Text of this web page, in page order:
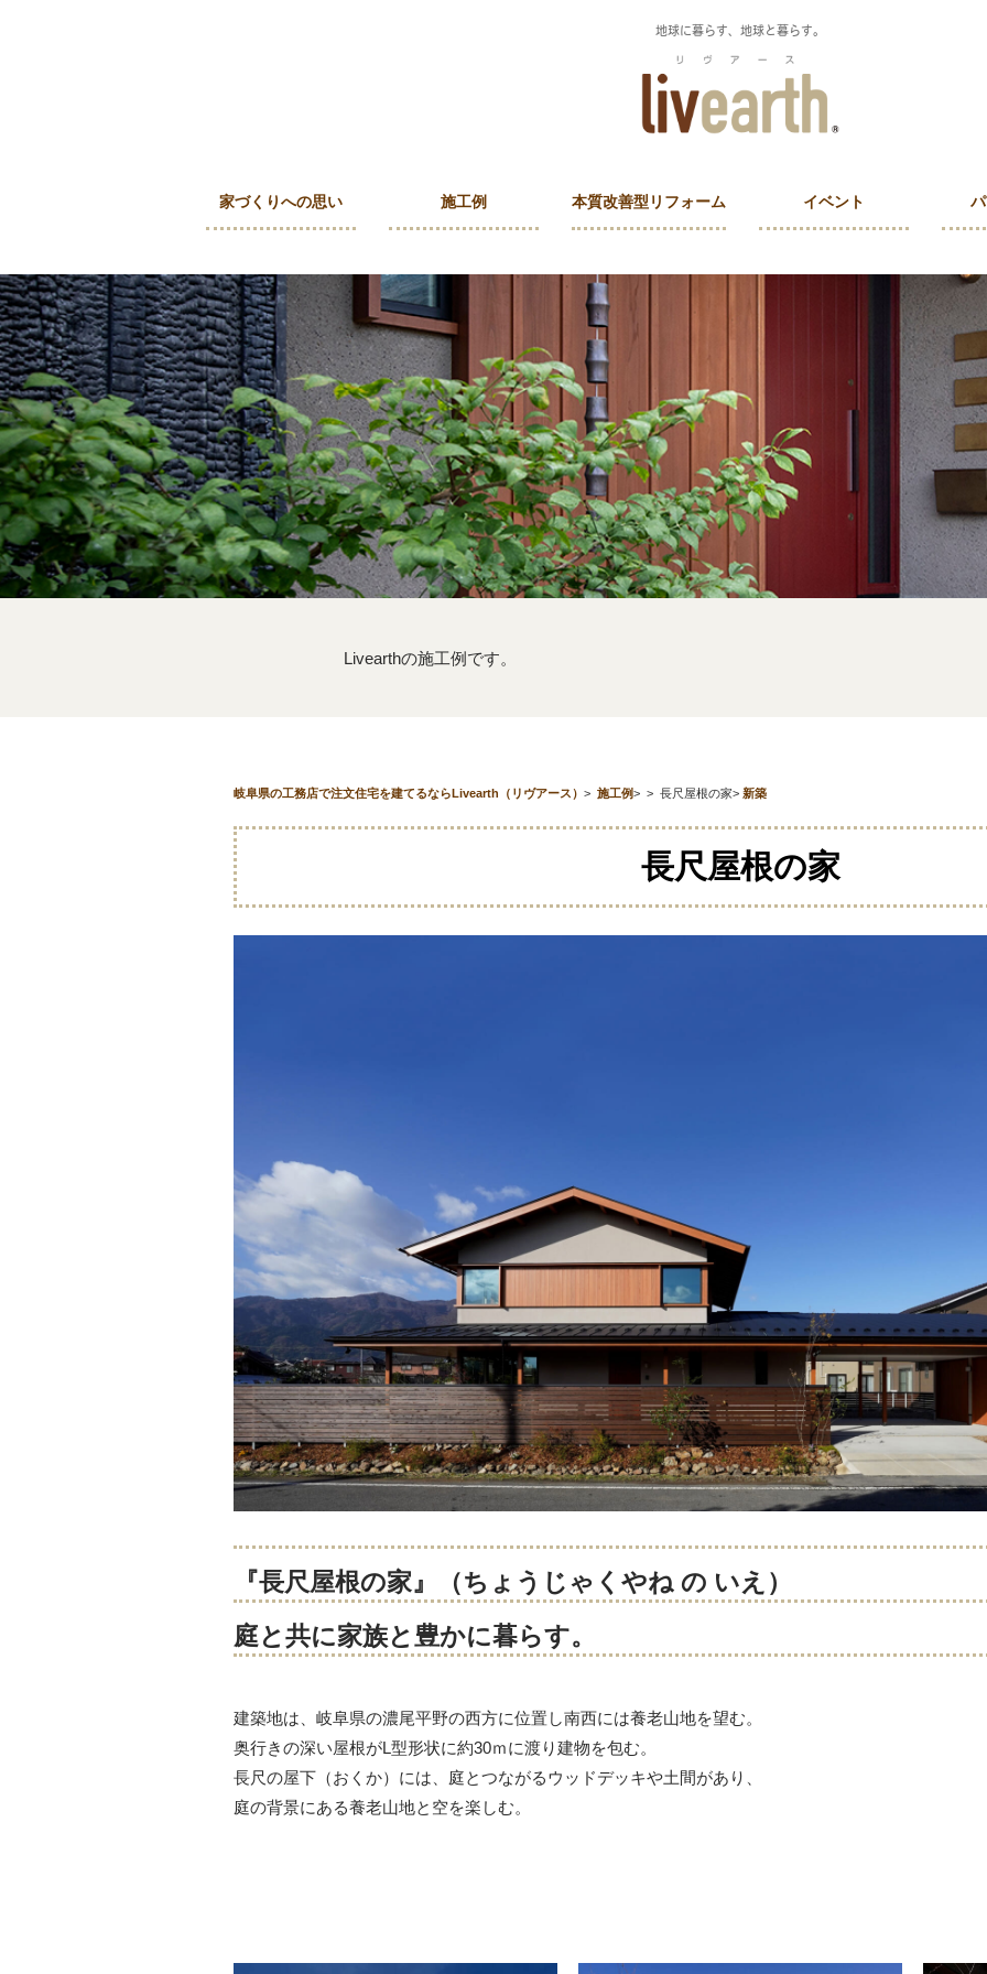
地球に暮らす、地球と暮らす。
家づくりへの思い 施工例 本質改善型リフォーム イベント
Livearthの施工例です。
岐阜県の工務店で注文住宅を建てるならLivearth（リヴアース） > 施工例> > 新築
> 長尺屋根の家
長尺屋根の家
『長尺屋根の家』（ちょうじゃくやね の いえ）
庭と共に家族と豊かに暮らす。
建築地は、岐阜県の濃尾平野の西方に位置し南西には養老山地を望む。
奥行きの深い屋根がL型形状に約30ｍに渡り建物を包む。
長尺の屋下（おくか）には、庭とつながるウッドデッキや土間があり、
庭の背景にある養老山地と空を楽しむ。